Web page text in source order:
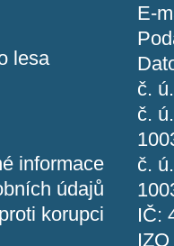
lesa
informace
údajů
korupci
E-
č.
č.
č.
IČ: